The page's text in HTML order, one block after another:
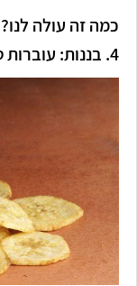
כמה זה עולה לנו?
4. בננות: עוברות טיגון